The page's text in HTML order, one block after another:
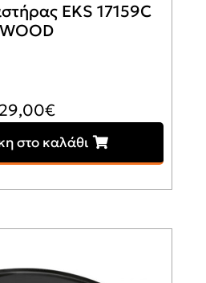
EKS 17159C
WOOD
29,00€
στο καλάθι